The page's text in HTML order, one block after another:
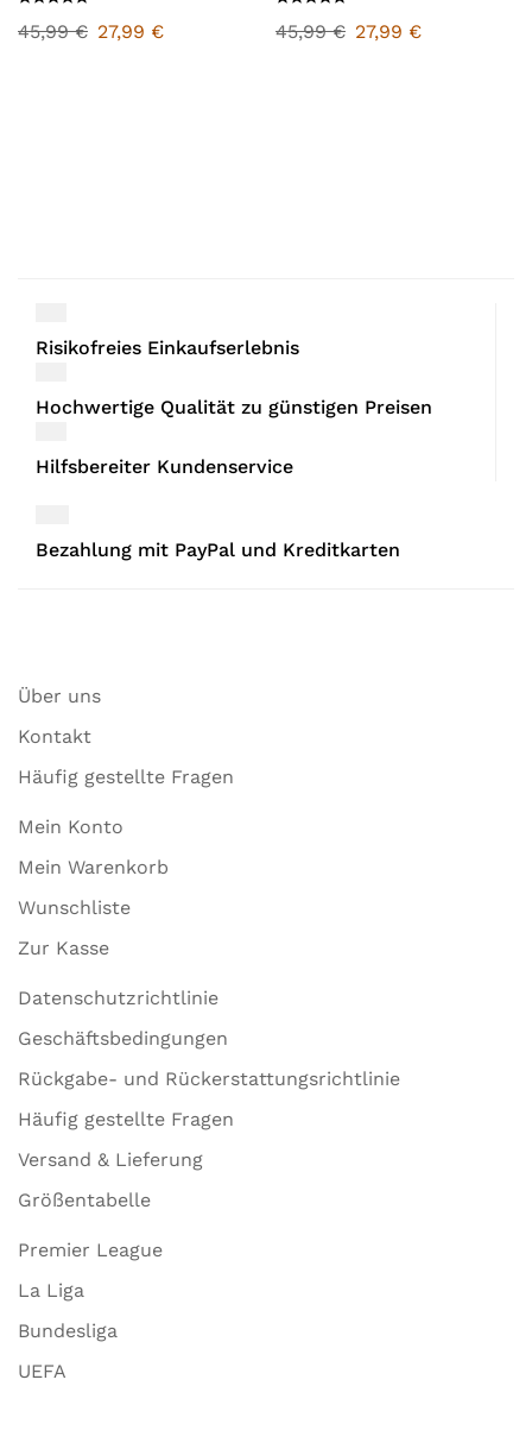
45,99€ 27,99 € 45,99€ 27,99 €
Risikofreies Einkaufserlebnis
Hochwertige Qualität zu günstigen Preisen
Hilfsbereiter Kundenservice
Bezahlung mit PayPal und Kreditkarten
Über uns
Kontakt
Häufig gestellte Fragen
Mein Konto
Mein Warenkorb
Wunschliste
Zur Kasse
Datenschutzrichtlinie
Geschäftsbedingungen
Rückgabe- und Rückerstattungsrichtlinie
Häufig gestellte Fragen
Versand & Lieferung
Größentabelle
Premier League
La Liga
Bundesliga
UEFA